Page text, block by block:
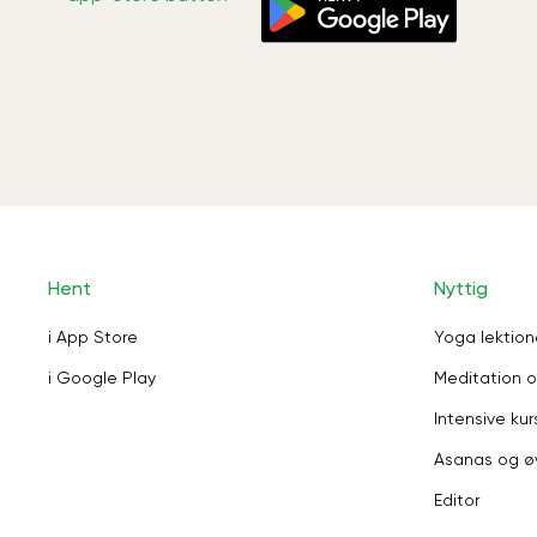
Hent
i App Store
i Google Play
Nyttig
Yoga
Meditation
Intensive
Asanas og
Editor